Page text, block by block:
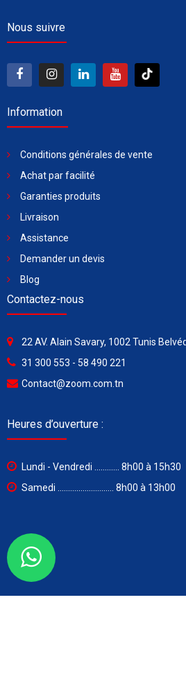
Nous suivre
Information
Conditions générales de vente
Achat par facilité
Garanties produits
Livraison
Assistance
Demander un devis
Blog
Contactez-nous
22 AV. Alain Savary, 1002 Tunis
31 300 553 - 58 490 221
Contact@zoom.com.tn
Heures d’ouverture :
Lundi - Vendredi ............ 8h00 à 15h30
Samedi ........................... 8h00 à 13h00